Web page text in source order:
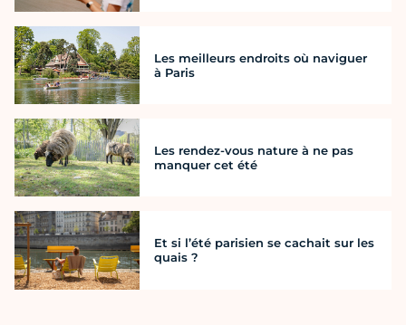
Les meilleurs endroits où naviguer
à Paris
Les rendez-vous nature à ne pas
manquer cet été
Et si l’été parisien se cachait sur les
quais ?